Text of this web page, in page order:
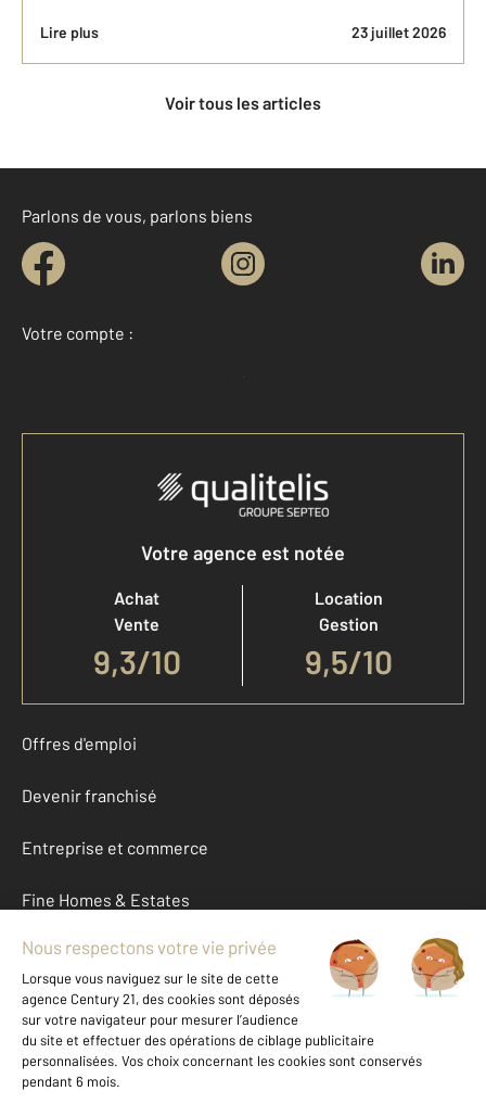
Lire plus 23 juillet 2026
Voir tous les articles
Parlons de vous, parlons biens
Votre compte :
Accéder à mon compte
Votre agence est notée
Achat
Vente
9,3/10
Location
Gestion
9,5/10
Offres d'emploi
Devenir franchisé
Entreprise et commerce
Fine Homes & Estates
À propos
International
Nous contacter